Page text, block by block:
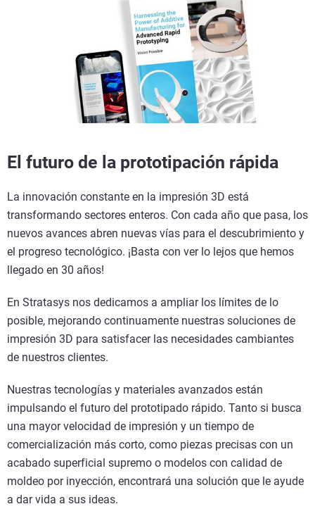
El futuro de la prototipación rápida
La innovación constante en la impresión 3D está
transformando sectores enteros. Con cada año que pasa, los
nuevos avances abren nuevas vías para el descubrimiento y
el progreso tecnológico. ¡Basta con ver lo lejos que hemos
llegado en 30 años!
En Stratasys nos dedicamos a ampliar los límites de lo
posible, mejorando continuamente nuestras soluciones de
impresión 3D para satisfacer las necesidades cambiantes
de nuestros clientes.
Nuestras tecnologías y materiales avanzados están
impulsando el futuro del prototipado rápido. Tanto si busca
una mayor velocidad de impresión y un tiempo de
comercialización más corto, como piezas precisas con un
acabado superficial supremo o modelos con calidad de
moldeo por inyección, encontrará una solución que le ayude
a dar vida a sus ideas.